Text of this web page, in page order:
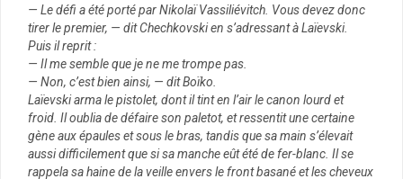
— Le défi a été porté par Nikolaï Vassiliévitch. Vous devez donc
tirer le premier, — dit Chechkovski en s’adressant à Laïevski.
Puis il reprit :
— Il me semble que je ne me trompe pas.
— Non, c’est bien ainsi, — dit Boïko.
Laïevski arma le pistolet, dont il tint en l’air le canon lourd et
froid. Il oublia de défaire son paletot, et ressentit une certaine
gène aux épaules et sous le bras, tandis que sa main s’élevait
aussi difficilement que si sa manche eût été de fer-blanc. Il se
rappela sa haine de la veille envers le front basané et les cheveux